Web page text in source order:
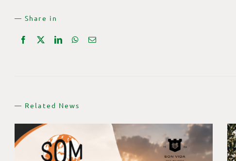
— Share in
— Related News